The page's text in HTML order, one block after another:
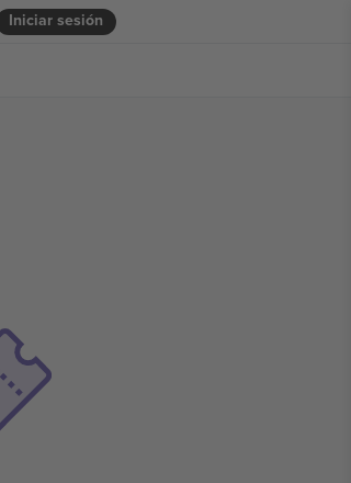
Iniciar sesión